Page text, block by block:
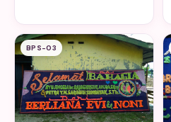
BPS-03